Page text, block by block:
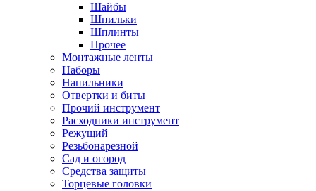
Шайбы
Шпильки
Шплинты
Прочее
Монтажные ленты
Наборы
Напильники
Отвертки и биты
Прочий инструмент
Расходники инструмент
Режущий
Резьбонарезной
Сад и огород
Средства защиты
Торцевые головки